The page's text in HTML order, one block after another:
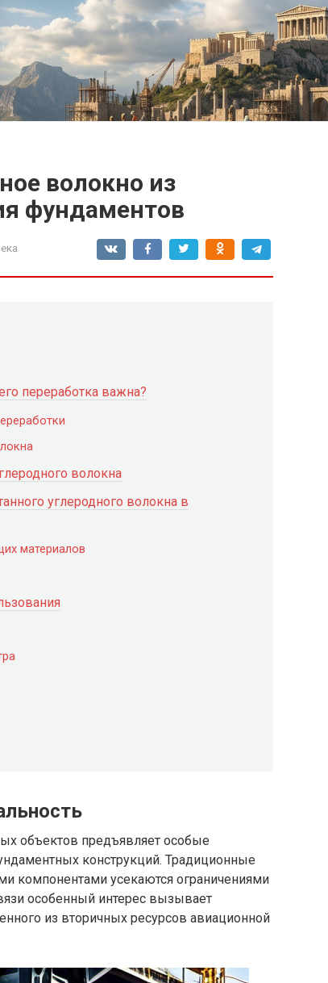
волокно из
фундаментов
переработка важна?
волокна
углеродного волокна в
материалов
объектов предъявляет особые
конструкций. Традиционные
компонентами усекаются ограничениями
особенный интерес вызывает
из вторичных ресурсов авиационной